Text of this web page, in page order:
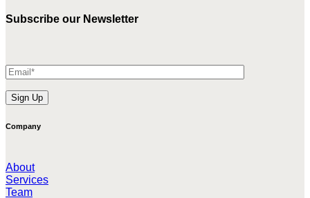
Subscribe our Newsletter
Company
About
Services
Team